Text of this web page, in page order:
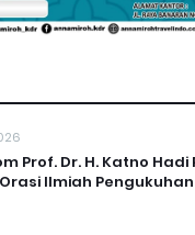
Prof. Dr. H. Katno
Orasi Ilmiah